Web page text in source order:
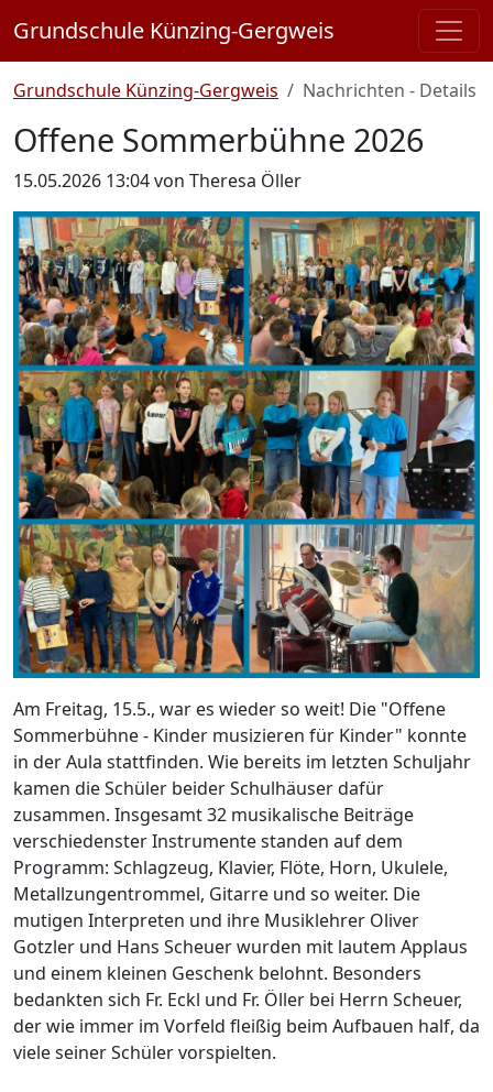
Grundschule Künzing-Gergweis
Grundschule Künzing-Gergweis Nachrichten - Details
Offene Sommerbühne 2026
15.05.2026 13:04von Theresa Öller
Am Freitag, 15.5., war es wieder so weit! Die "Offene
Sommerbühne - Kinder musizieren für Kinder" konnte
in der Aula stattfinden. Wie bereits im letzten Schuljahr
kamen die Schüler beider Schulhäuser dafür
zusammen. Insgesamt 32 musikalische Beiträge
verschiedenster Instrumente standen auf dem
Programm: Schlagzeug, Klavier, Flöte, Horn, Ukulele,
Metallzungentrommel, Gitarre und so weiter. Die
mutigen Interpreten und ihre Musiklehrer Oliver
Gotzler und Hans Scheuer wurden mit lautem Applaus
und einem kleinen Geschenk belohnt. Besonders
bedankten sich Fr. Eckl und Fr. Öller bei Herrn Scheuer,
der wie immer im Vorfeld fleißig beim Aufbauen half, da
viele seiner Schüler vorspielten.